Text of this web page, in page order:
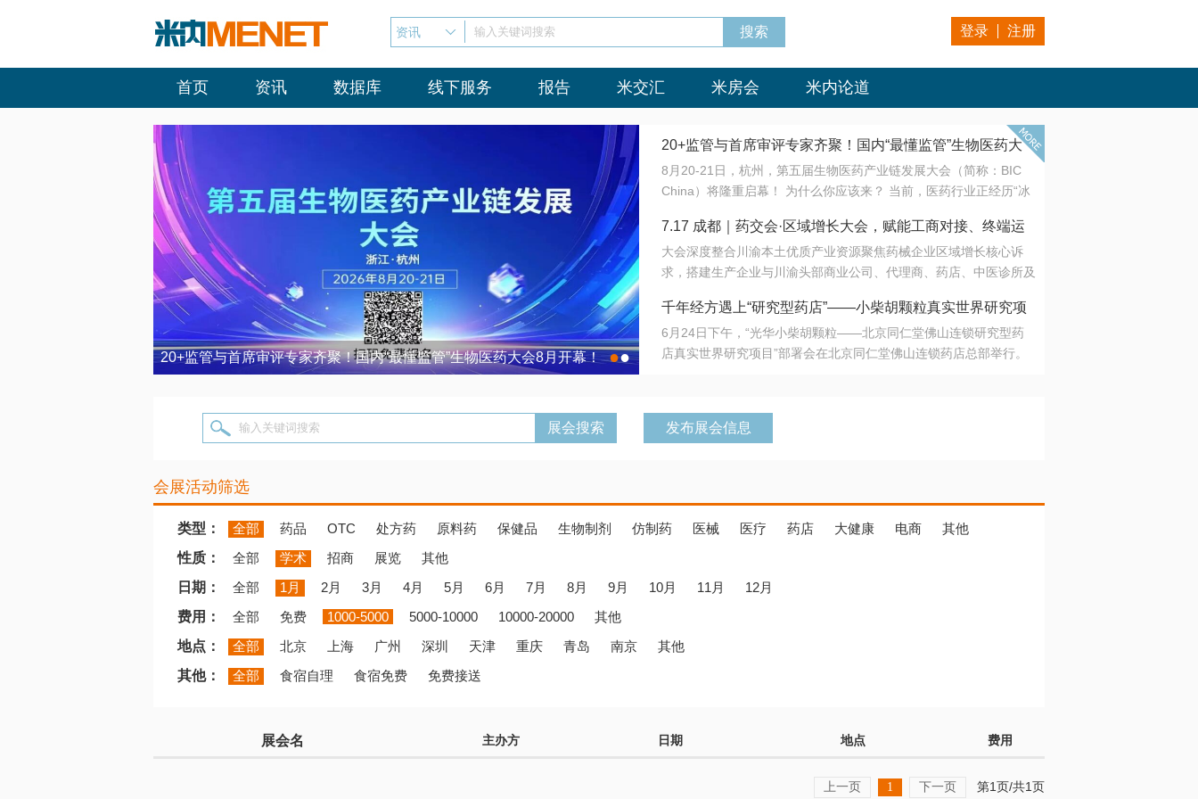
资讯 输入关键词搜索 登录 注册
首页 资讯 数据库 线下服务 报告 米交汇 米房会 米内论道
20+监管与首席审评专家齐聚！国内“最懂监管”生物医药大会8月开幕！ 7.17 成都｜药交会·区域增长大会，赋能工商对接、终端运营
●●
20+监管与首席审评专家齐聚！国内“最懂监管”生物医药大
会8月开幕！
8月20-21日，杭州，第五届生物医药产业链发展大会（简称：BIC
China）将隆重启幕！ 为什么你应该来？ 当前，医药行业正经历“冰
法正重新定义研发效率；另一端是创新药“最后一公里”的支付与入院
难题，呼唤更成熟的产业生态。 同质化“内卷”已无出路，全产业链协
同与出海能力建设才是破局关键。 本届大会以 “重构生态，定义未
算力突围；从中药创新、复杂药物制剂、CGT、多肽与小核酸的技
术攻坚，到CDMO的柔性智造。 我们致力于打破壁垒，让“实验
室”与“生产线”、“研发端”与“支付端”深度对话，更让监管、产业、资
7.17 成都｜药交会·区域增长大会，赋能工商对接、终端运
营
大会深度整合川渝本土优质产业资源聚焦药械企业区域增长核心诉
求，搭建生产企业与川渝头部商业公司、代理商、药店、中医诊所及
域增量份额夯实西南市场战略布局
千年经方遇上“研究型药店”——小柴胡颗粒真实世界研究项
目在北京同仁堂佛山连锁启动
6月24日下午，“光华小柴胡颗粒——北京同仁堂佛山连锁研究型药
店真实世界研究项目”部署会在北京同仁堂佛山连锁药店总部举行。
输入关键词搜索 发布展会信息
会展活动筛选
类型： 全部 药品 OTC 处方药 原料药 保健品 生物制剂 仿制药 医械 医疗 药店 大健康 电商
其他
性质：
全部 学术 招商 展览
其他
日期：
全部 1月 2月 3月 4月 5月 6月 7月 8月 9月 10月 11月
12月
费用：
全部 免费 1000-5000 5000-10000 10000-20000
其他
地点：
全部 北京 上海 广州 深圳 天津 重庆 青岛 南京
其他
其他：
全部 食宿自理 食宿免费 免费接送
展会名 主办方 日期 地点 费用
上一页 1 下一页 第1页/共1页